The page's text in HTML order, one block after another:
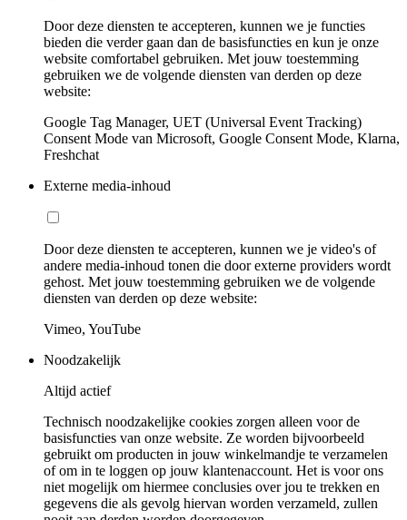
Door deze diensten te accepteren, kunnen we je functies
bieden die verder gaan dan de basisfuncties en kun je onze
website comfortabel gebruiken. Met jouw toestemming
gebruiken we de volgende diensten van derden op deze
website:
Google Tag Manager, UET (Universal Event Tracking)
Consent Mode van Microsoft, Google Consent Mode, Klarna,
Freshchat
Externe media-inhoud
Door deze diensten te accepteren, kunnen we je video's of
andere media-inhoud tonen die door externe providers wordt
gehost. Met jouw toestemming gebruiken we de volgende
diensten van derden op deze website:
Vimeo, YouTube
Noodzakelijk
Altijd actief
Technisch noodzakelijke cookies zorgen alleen voor de
basisfuncties van onze website. Ze worden bijvoorbeeld
gebruikt om producten in jouw winkelmandje te verzamelen
of om in te loggen op jouw klantenaccount. Het is voor ons
niet mogelijk om hiermee conclusies over jou te trekken en
gegevens die als gevolg hiervan worden verzameld, zullen